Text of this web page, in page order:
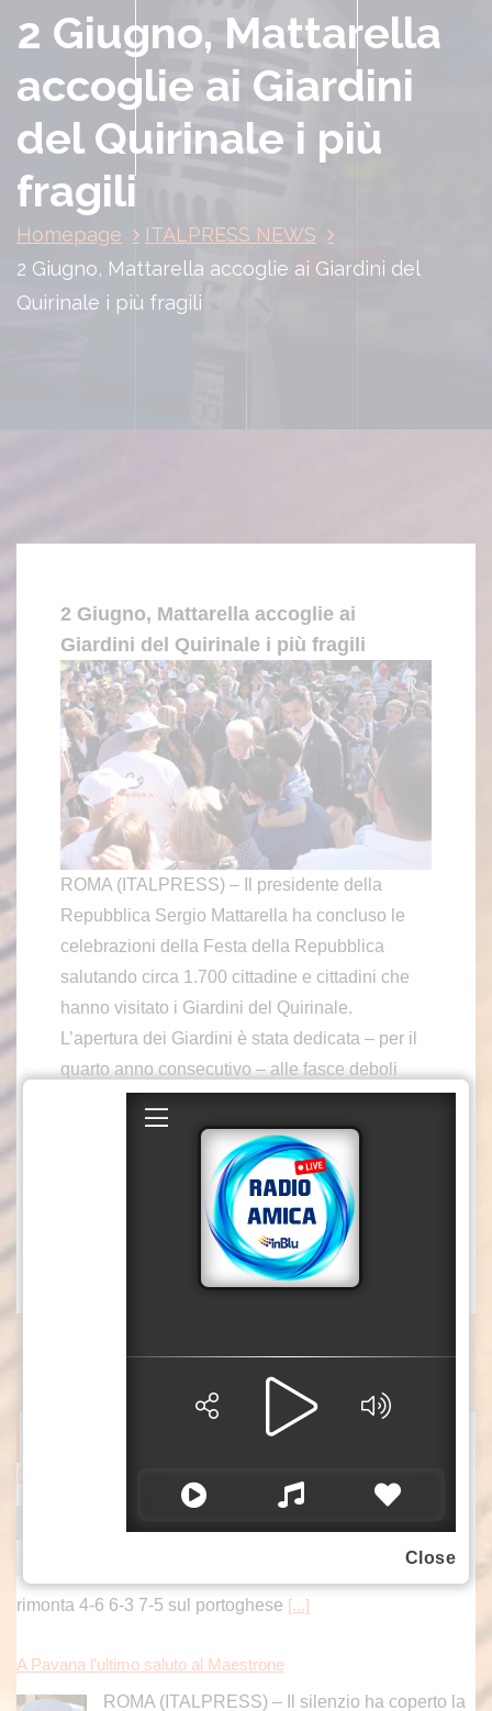
2 Giugno, Mattarella
accoglie ai Giardini
del Quirinale i più
fragili
Homepage
ITALPRESS NEWS
2 Giugno, Mattarella accoglie ai Giardini del
Quirinale i più fragili
2 Giugno, Mattarella accoglie ai
Giardini del Quirinale i più fragili
ROMA (ITALPRESS) – Il presidente della
Repubblica Sergio Mattarella ha concluso le
celebrazioni della Festa della Repubblica
salutando circa 1.700 cittadine e cittadini che
hanno visitato i Giardini del Quirinale.
L’apertura dei Giardini è stata dedicata – per il
quarto anno consecutivo – alle fasce deboli
è stata curata dalle Federazioni e dalle
Associazioni a carattere nazionale del Terzo
settore e da Roma Capitale.
(fonte video: Quirinale)
Darderi avanza ai quarti a Montreal, Borges battuto in rimonta
Luciano Darderi avanza ai quarti di finale del
rimonta 4-6 6-3 7-5 sul portoghese [...]
A Pavana l’ultimo saluto al Maestrone
ROMA (ITALPRESS) – Il silenzio ha coperto la
Close